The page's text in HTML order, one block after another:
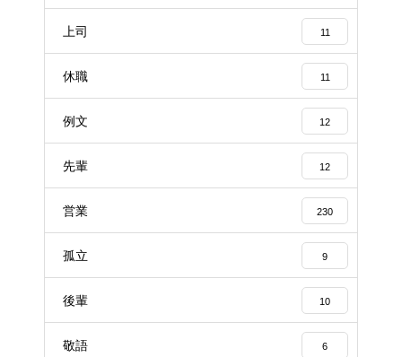
上司 11
休職 11
例文 12
先輩 12
営業 230
孤立 9
後輩 10
敬語 6